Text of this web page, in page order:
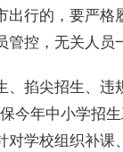
行的，要严格
控，无关人员
掐尖招生、违
今年中小学招
学校组织补课